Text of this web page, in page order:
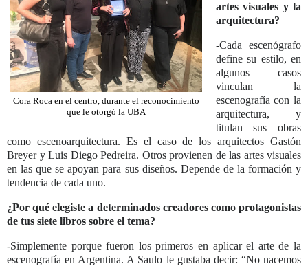
Cora Roca en el centro, durante el reconocimiento
que le otorgó la UBA
artes visuales y la
arquitectura?
-Cada escenógrafo
define su estilo, en
algunos casos
vinculan la
escenografía con la
arquitectura, y
titulan sus obras
como escenoarquitectura. Es el caso de los arquitectos Gastón
Breyer y Luis Diego Pedreira. Otros provienen de las artes visuales
en las que se apoyan para sus diseños. Depende de la formación y
tendencia de cada uno.
¿Por qué elegiste a determinados creadores como protagonistas
de tus siete libros sobre el tema?
-Simplemente porque fueron los primeros en aplicar el arte de la
escenografía en Argentina. A Saulo le gustaba decir: “No nacemos